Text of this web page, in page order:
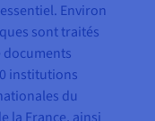
Environ
sont traités
documents
institutions
du